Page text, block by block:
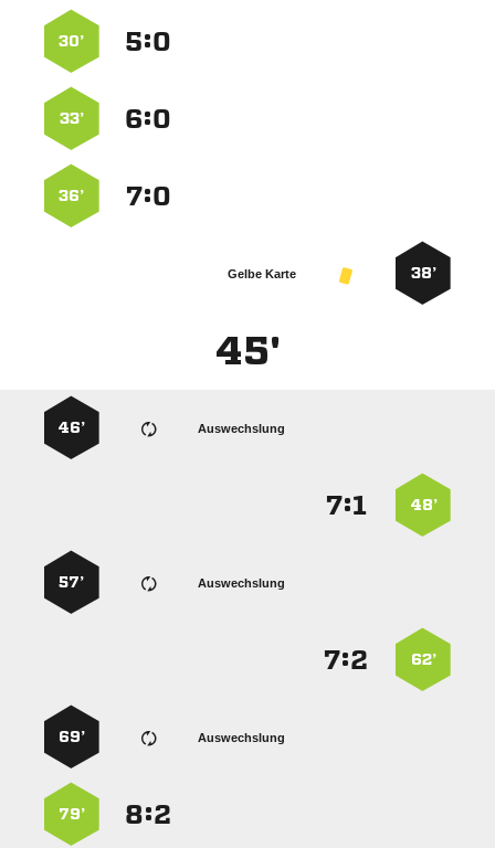
:
30’
:
33’
:
36’
38’
Gelbe Karte
45'
Auswechslung
46’
48’
:
Auswechslung
57’
62’
:
Auswechslung
69’
:
79’